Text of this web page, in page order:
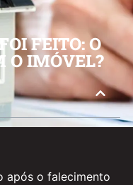
FEITO: O
O IMÓVEL?
após o falecimento